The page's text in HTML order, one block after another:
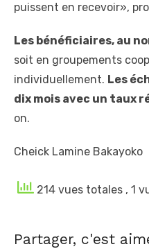
puissent en recevoir»,
Les bénéficiaires, au
soit en groupements
individuellement. Les
dix mois avec un taux
on.
Cheick Lamine Bakayoko
214 vues totales , 1
Partager, c'est